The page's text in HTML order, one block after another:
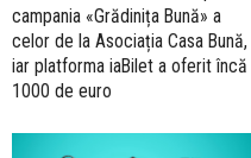
campania «Grădinița Bună» a
celor de la Asociația Casa Bună,
iar platforma iaBilet a oferit încă
1000 de euro